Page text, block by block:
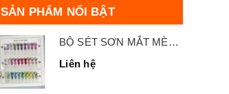
SẢN PHẨM NỔI BẬT
BỘ SÉT SƠN MẮT MÈO 24 MÀU
Liên hệ